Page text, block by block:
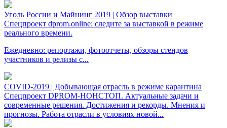
Уголь России и Майнинг 2019 | Обзор выставки
Спецпроект dprom.online: следите за выставкой в режиме
реального времени.
Ежедневно: репортажи, фотоотчеты, обзоры стендов
участников и релизы с...
COVID-2019 | Добывающая отрасль в режиме карантина
Спецпроект DPROM-НОНСТОП. Актуальные задачи и
современные решения. Достижения и рекорды. Мнения и
прогнозы. Работа отрасли в условиях новой...